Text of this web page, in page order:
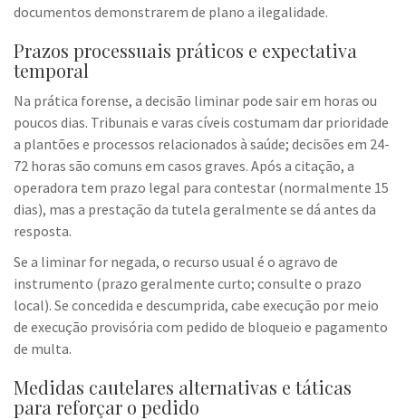
documentos demonstrarem de plano a ilegalidade.
Prazos processuais práticos e expectativa
temporal
Na prática forense, a decisão liminar pode sair em horas ou
poucos dias. Tribunais e varas cíveis costumam dar prioridade
a plantões e processos relacionados à saúde; decisões em 24-
72 horas são comuns em casos graves. Após a citação, a
operadora tem prazo legal para contestar (normalmente 15
dias), mas a prestação da tutela geralmente se dá antes da
resposta.
Se a liminar for negada, o recurso usual é o agravo de
instrumento (prazo geralmente curto; consulte o prazo
local). Se concedida e descumprida, cabe execução por meio
de execução provisória com pedido de bloqueio e pagamento
de multa.
Medidas cautelares alternativas e táticas
para reforçar o pedido